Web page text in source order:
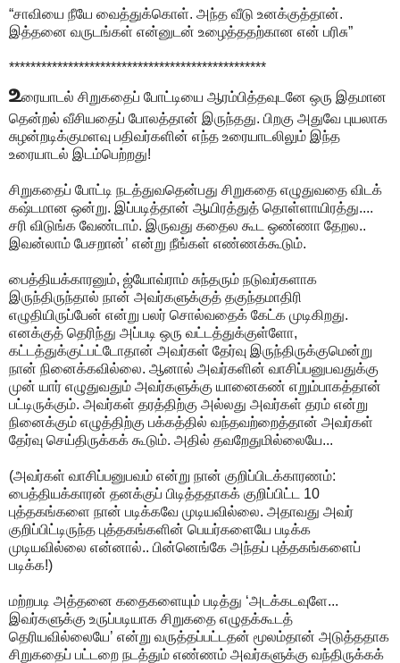
“சாவியை நீயே வைத்துக்கொள். அந்த வீடு உனக்குத்தான்.
இத்தனை வருடங்கள் என்னுடன் உழைத்ததற்கான என் பரிசு”
************************************************
உரையாடல் சிறுகதைப் போட்டியை ஆரம்பித்தவுடனே ஒரு இதமான
தென்றல் வீசியதைப் போலத்தான் இருந்தது. பிறகு அதுவே புயலாக
சுழன்றடிக்குமளவு பதிவர்களின் எந்த உரையாடலிலும் இந்த
உரையாடல் இடம்பெற்றது!
சிறுகதைப் போட்டி நடத்துவதென்பது சிறுகதை எழுதுவதை விடக்
கஷ்டமான ஒன்று. இப்படித்தான் ஆயிரத்துத் தொள்ளாயிரத்து....
சரி விடுங்க வேண்டாம். இருவது கதைல கூட ஒண்ணா தேறல..
இவன்லாம் பேசறான்’ என்று நீங்கள் எண்ணக்கூடும்.
பைத்தியக்காரனும், ஜ்யோவ்ராம் சுந்தரும் நடுவர்களாக
இருந்திருந்தால் நான் அவர்களுக்குத் தகுந்தமாதிரி
எழுதியிருப்பேன் என்று பலர் சொல்வதைக் கேட்க முடிகிறது.
எனக்குத் தெரிந்து அப்படி ஒரு வட்டத்துக்குள்ளோ,
கட்டத்துக்குட்பட்டோதான் அவர்கள் தேர்வு இருந்திருக்குமென்று
நான் நினைக்கவில்லை. ஆனால் அவர்களின் வாசிப்பனுபவதுக்கு
முன் யார் எழுதுவதும் அவர்களுக்கு யானைகண் எறும்பாகத்தான்
பட்டிருக்கும். அவர்கள் தரத்திற்கு அல்லது அவர்கள் தரம் என்று
நினைக்கும் எழுத்திற்கு பக்கத்தில் வந்தவற்றைத்தான் அவர்கள்
தேர்வு செய்திருக்கக் கூடும். அதில் தவறேதுமில்லையே...
(அவர்கள் வாசிப்பனுபவம் என்று நான் குறிப்பிடக்காரணம்:
பைத்தியக்காரன் தனக்குப் பிடித்ததாகக் குறிப்பிட்ட 10
புத்தகங்களை நான் படிக்கவே முடியவில்லை. அதாவது அவர்
குறிப்பிட்டிருந்த புத்தகங்களின் பெயர்களையே படிக்க
முடியவில்லை என்னால்.. பின்னெங்கே அந்தப் புத்தகங்களைப்
படிக்க!)
மற்றபடி அத்தனை கதைகளையும் படித்து ‘அடக்கடவுளே...
இவர்களுக்கு உருப்படியாக சிறுகதை எழுதக்கூடத்
தெரியவில்லையே’ என்று வருத்தப்பட்டதன் மூலம்தான் அடுத்ததாக
சிறுகதைப் பட்டறை நடத்தும் எண்ணம் அவர்களுக்கு வந்திருக்கக்